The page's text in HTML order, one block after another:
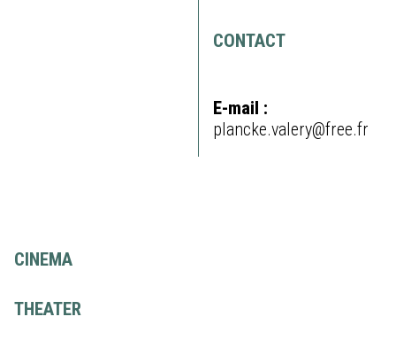
CONTACT
E-mail :
plancke.valery@free.fr
CINEMA
THEATER